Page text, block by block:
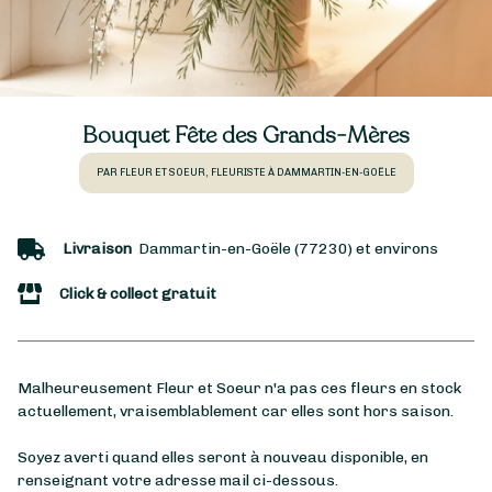
Bouquet Fête des Grands-Mères
PAR FLEUR ET SOEUR, FLEURISTE À DAMMARTIN-EN-GOËLE
Livraison Dammartin-en-Goële (77230) et environs
Click & collect gratuit
Malheureusement Fleur et Soeur n'a pas ces fleurs en stock
actuellement, vraisemblablement car elles sont hors saison.
Soyez averti quand elles seront à nouveau disponible, en
renseignant votre adresse mail ci-dessous.